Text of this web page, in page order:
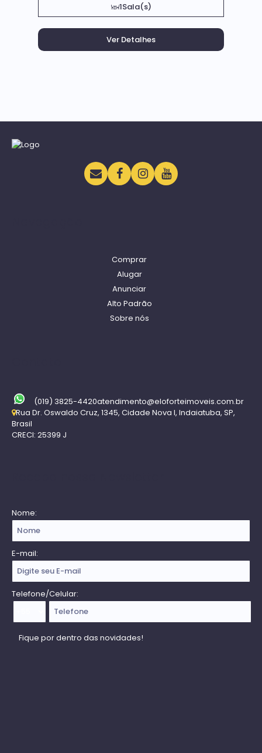
1Sala(s)
Comprar
Alugar
Anunciar
Alto Padrão
Sobre nós
(019) 3825-4420atendimento@eloforteimoveis.com.br
Rua Dr. Oswaldo Cruz, 1345, Cidade Nova I, Indaiatuba, SP,
Brasil
CRECI: 25399 J
Nome:
E-mail:
Telefone/Celular: